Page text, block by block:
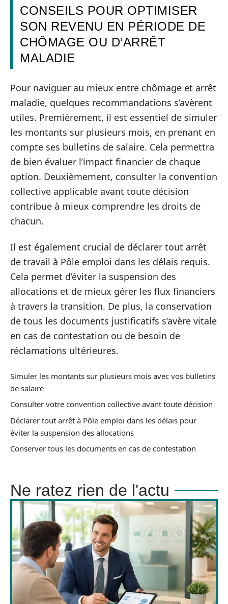
CONSEILS POUR OPTIMISER
SON REVENU EN PÉRIODE DE
CHÔMAGE OU D’ARRÊT
MALADIE
Pour naviguer au mieux entre chômage et arrêt
maladie, quelques recommandations s’avèrent
utiles. Premièrement, il est essentiel de simuler
les montants sur plusieurs mois, en prenant en
compte ses bulletins de salaire. Cela permettra
de bien évaluer l’impact financier de chaque
option. Deuxièmement, consulter la convention
collective applicable avant toute décision
contribue à mieux comprendre les droits de
chacun.
Il est également crucial de déclarer tout arrêt
de travail à Pôle emploi dans les délais requis.
Cela permet d’éviter la suspension des
allocations et de mieux gérer les flux financiers
à travers la transition. De plus, la conservation
de tous les documents justificatifs s’avère vitale
en cas de contestation ou de besoin de
réclamations ultérieures.
Simuler les montants sur plusieurs mois avec vos bulletins
de salaire
Consulter votre convention collective avant toute décision
Déclarer tout arrêt à Pôle emploi dans les délais pour
éviter la suspension des allocations
Conserver tous les documents en cas de contestation
Ne ratez rien de l'actu